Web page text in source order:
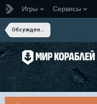
Игры Сервисы
Обсуждение Мира Кораблей